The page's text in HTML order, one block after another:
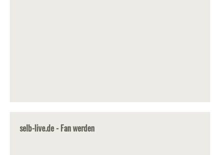
selb-live.de - Fan werden